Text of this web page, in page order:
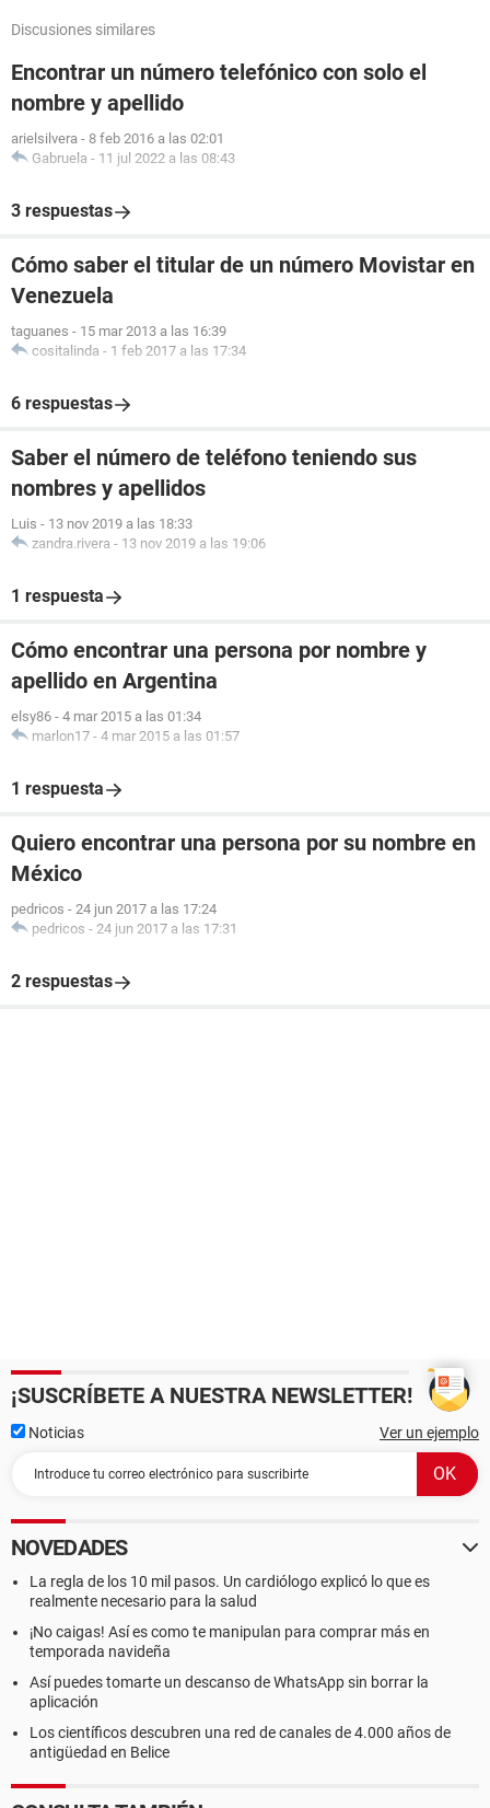
Discusiones similares
Encontrar un número telefónico con solo el
nombre y apellido
arielsilvera - 8 feb 2016 a las 02:01
Gabruela - 11 jul 2022 a las 08:43
3 respuestas
Cómo saber el titular de un número Movistar en
Venezuela
taguanes - 15 mar 2013 a las 16:39
cositalinda - 1 feb 2017 a las 17:34
6 respuestas
Saber el número de teléfono teniendo sus
nombres y apellidos
Luis - 13 nov 2019 a las 18:33
zandra.rivera - 13 nov 2019 a las 19:06
1 respuesta
Cómo encontrar una persona por nombre y
apellido en Argentina
elsy86 - 4 mar 2015 a las 01:34
marlon17 - 4 mar 2015 a las 01:57
1 respuesta
Quiero encontrar una persona por su nombre en
México
pedricos - 24 jun 2017 a las 17:24
pedricos - 24 jun 2017 a las 17:31
2 respuestas
¡SUSCRÍBETE A NUESTRA NEWSLETTER!
Noticias Ver un ejemplo
NOVEDADES
La regla de los 10 mil pasos. Un cardiólogo explicó lo que es
realmente necesario para la salud
¡No caigas! Así es como te manipulan para comprar más en
temporada navideña
Así puedes tomarte un descanso de WhatsApp sin borrar la
aplicación
Los científicos descubren una red de canales de 4.000 años de
antigüedad en Belice